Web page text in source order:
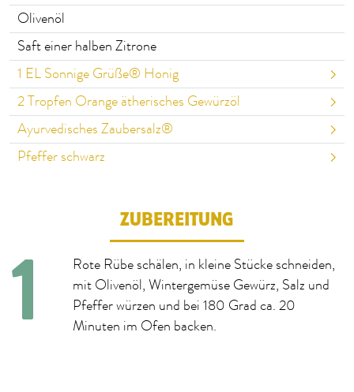
Olivenöl
Saft einer halben Zitrone
1 EL Sonnige Grüße® Honig
2Tropfen Orange ätherisches Gewürzöl
Ayurvedisches Zaubersalz®
Pfeffer schwarz
ZUBEREITUNG
Rote Rübe schälen, in kleine Stücke schneiden,
mit Olivenöl, Wintergemüse Gewürz, Salz und
Pfeffer würzen und bei 180 Grad ca. 20
Minuten im Ofen backen.